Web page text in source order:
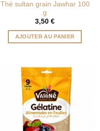
Thé sultan grain Jawhar 100
g
3,50 €
AJOUTER AU PANIER